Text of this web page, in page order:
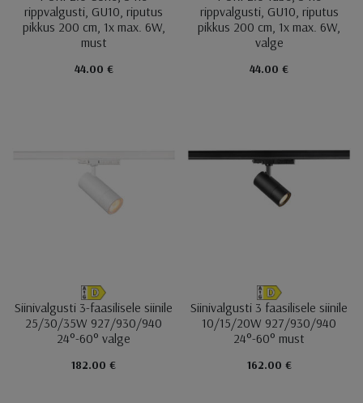
rippvalgusti, GU10, riputus
pikkus 200 cm, 1x max. 6W,
must
44.00 €
rippvalgusti, GU10, riputus
pikkus 200 cm, 1x max. 6W,
valge
44.00 €
Siinivalgusti 3-faasilisele siinile
25/30/35W 927/930/940
24°-60° valge
182.00 €
Siinivalgusti 3 faasilisele siinile
10/15/20W 927/930/940
24°-60° must
162.00 €